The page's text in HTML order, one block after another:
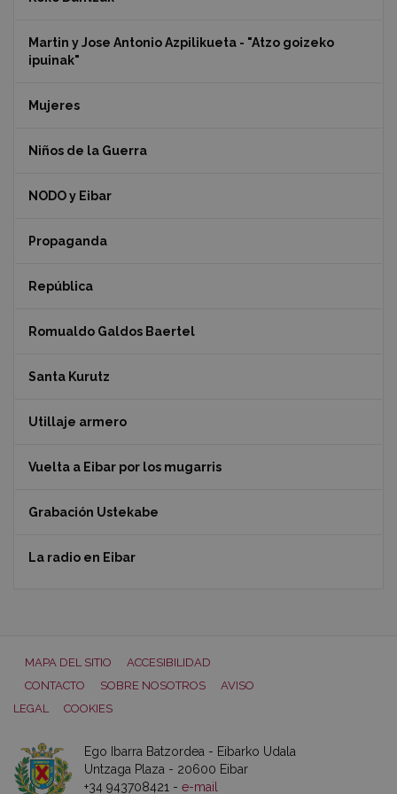
Martin y Jose Antonio Azpilikueta - "Atzo goizeko
ipuinak"
Mujeres
Niños de la Guerra
NODO y Eibar
Propaganda
República
Romualdo Galdos Baertel
Santa Kurutz
Utillaje armero
Vuelta a Eibar por los mugarris
Grabación Ustekabe
La radio en Eibar
MAPA DEL SITIO
ACCESIBILIDAD
CONTACTO
SOBRE NOSOTROS
AVISO
LEGAL
COOKIES
Ego Ibarra Batzordea - Eibarko Udala
Untzaga Plaza - 20600 Eibar
+34 943708421 - e-mail